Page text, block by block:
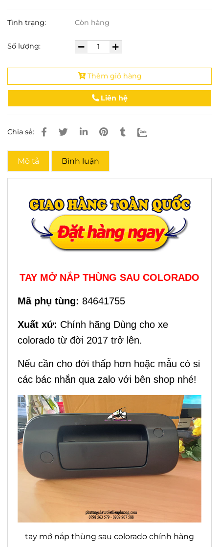
Tình trạng: Còn hàng
Số lượng:
Thêm giỏ hàng
Liên hệ
Chia sẻ:
Mô tả Bình luận
TAY MỞ NẮP THÙNG SAU COLORADO
Mã phụ tùng: 84641755
Xuất xứ: Chính hãng Dùng cho xe
colorado từ đời 2017 trở lên.
Nếu cần cho đời thấp hơn hoặc mẫu có si
các bác nhắn qua zalo với bên shop nhé!
tay mở nắp thùng sau colorado chính hãng